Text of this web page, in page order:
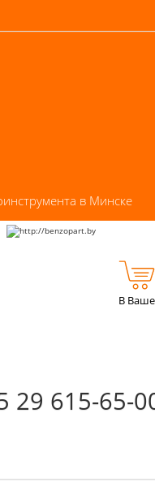
в Минске
29 615-65-
В